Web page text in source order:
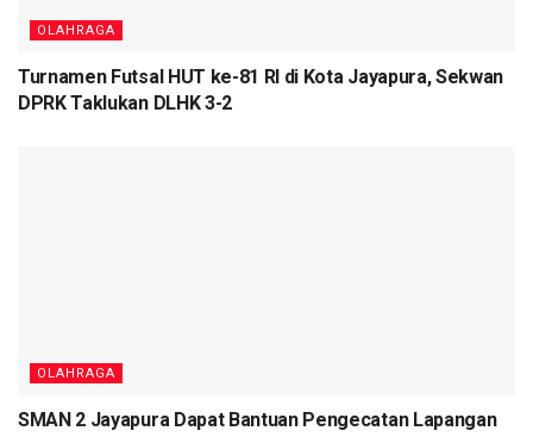
OLAHRAGA
Turnamen Futsal HUT ke-81 RI di Kota Jayapura, Sekwan
DPRK Taklukan DLHK 3-2
OLAHRAGA
SMAN 2 Jayapura Dapat Bantuan Pengecatan Lapangan